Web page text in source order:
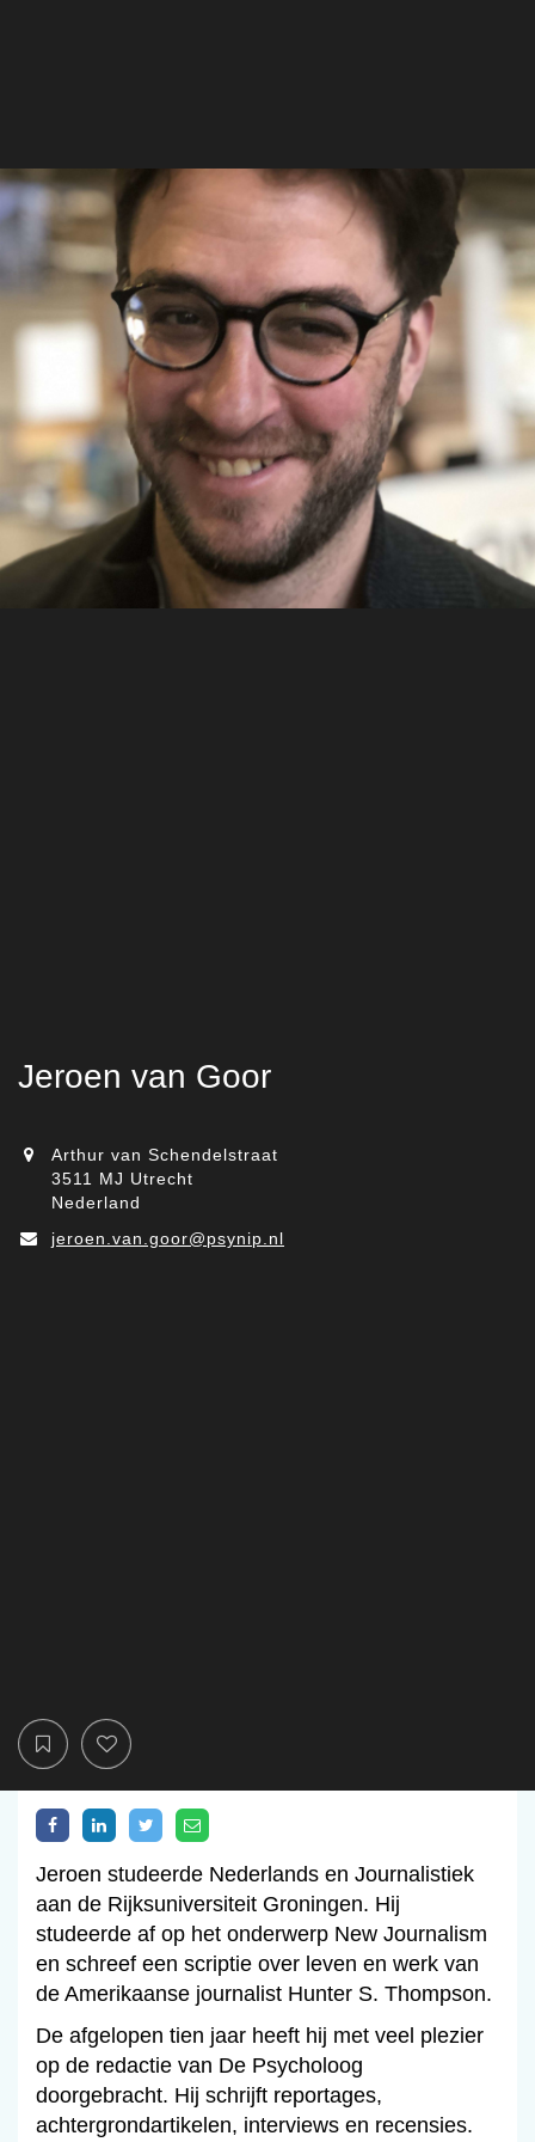
Jeroen van Goor
Arthur van Schendelstraat
3511 MJ Utrecht
Nederland
jeroen.van.goor@psynip.nl
Jeroen studeerde Nederlands en Journalistiek
aan de Rijksuniversiteit Groningen. Hij
studeerde af op het onderwerp New Journalism
en schreef een scriptie over leven en werk van
de Amerikaanse journalist Hunter S. Thompson.
De afgelopen tien jaar heeft hij met veel plezier
op de redactie van De Psycholoog
doorgebracht. Hij schrijft reportages,
achtergrondartikelen, interviews en recensies.